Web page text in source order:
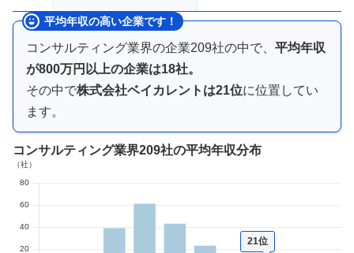
平均年収の高い企業です！
コンサルティング業界の企業209社の中で、 平均年収
が800万円以上の企業は18社。
その中で株式会社ベイカレント は21位に位置してい
ます。
コンサルティング業界209社の平均年収分布
21位